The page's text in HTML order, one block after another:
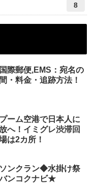
8
際郵便,EMS：宛名の
・料金・追跡方法！
ーム空港で日本人に
へ！イミグレ渋滞回
は2カ所！
ンクラン◆水掛け祭
ンコクナビ★